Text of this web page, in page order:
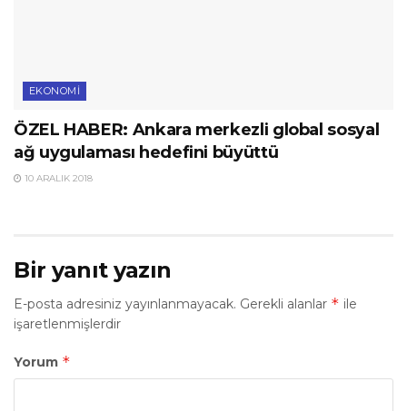
EKONOMI
ÖZEL HABER: Ankara merkezli global sosyal
ağ uygulaması hedefini büyüttü
10 ARALIK 2018
Bir yanıt yazın
E-posta adresiniz yayınlanmayacak. Gerekli alanlar * ile
işaretlenmişlerdir
Yorum *